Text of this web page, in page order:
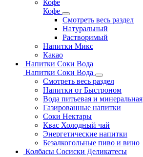
Кофе
Кофе
Смотреть весь раздел
Натуральный
Растворимый
Напитки Микс
Какао
Напитки Соки Вода
Напитки Соки Вода
Смотреть весь раздел
Напитки от Быстроном
Вода питьевая и минеральная
Газированные напитки
Соки Нектары
Квас Холодный чай
Энергетические напитки
Безалкогольные пиво и вино
Колбасы Сосиски Деликатесы